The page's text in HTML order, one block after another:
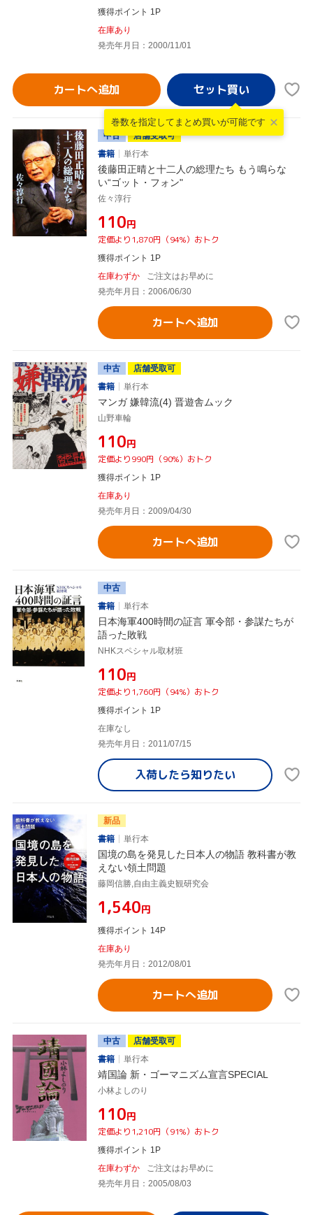
獲得ポイント 1P
在庫あり
発売年月日：2000/11/01
カートへ追加
巻数を指定して まとめ買いが可能です
中古
店舗受取可
書籍
単行本
後藤田正晴と十二人の総理たち もう鳴らな
い“ゴット・フォン"
佐々淳行
¥110円
定価より1,870円（94%）おトク
獲得ポイント 1P
在庫わずか
ご注文はお早めに
発売年月日：2006/06/30
カートへ追加
中古
店舗受取可
書籍
単行本
マンガ 嫌韓流(4) 晋遊舎ムック
山野車輪
¥110円
定価より990円（90%）おトク
獲得ポイント 1P
在庫あり
発売年月日：2009/04/30
カートへ追加
中古
書籍
単行本
日本海軍400時間の証言 軍令部・参謀たちが
語った敗戦
NHKスペシャル取材班
¥110円
定価より1,760円（94%）おトク
獲得ポイント 1P
在庫なし
発売年月日：2011/07/15
入荷したら知りたい
新品
書籍
単行本
国境の島を発見した日本人の物語 教科書が教
えない領土問題
藤岡信勝,自由主義史観研究会
¥1,540円
獲得ポイント 14P
在庫あり
発売年月日：2012/08/01
カートへ追加
中古
店舗受取可
書籍
単行本
靖国論 新・ゴーマニズム宣言SPECIAL
小林よしのり
¥110円
定価より1,210円（91%）おトク
獲得ポイント 1P
在庫わずか
ご注文はお早めに
発売年月日：2005/08/03